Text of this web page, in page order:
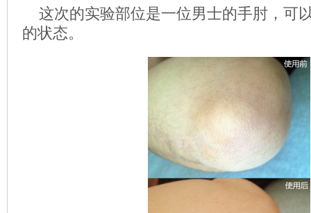
这次的实验部位是一位男士的手肘，可
的状态。